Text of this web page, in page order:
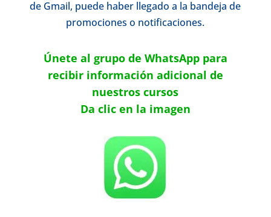
de Gmail, puede haber llegado a la bandeja de
promociones o notificaciones.
Únete al grupo de WhatsApp para
recibir información adicional de
nuestros cursos
Da clic en la imagen